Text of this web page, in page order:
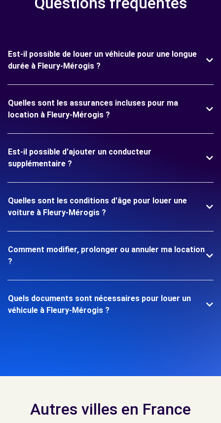
Est-il possible de louer un véhicule pour une longue
durée à Fleury-Mérogis ?
Quelles sont les assurances incluses pour ma
location à Fleury-Mérogis ?
Est-il possible d'ajouter un conducteur
supplémentaire ?
Quelles sont les conditions d'âge pour louer une
voiture à Fleury-Mérogis ?
Comment modifier, prolonger ou annuler ma location
?
Quels documents sont nécessaires pour louer un
véhicule à Fleury-Mérogis ?
Autres villes en France